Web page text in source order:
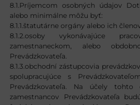
8.1.Príjemcom osobných údajov
alebo minimálne môžu byť:
8.1.1.štatutárne orgány alebo ich
8.1.2.osoby vykonávajúce
zamestnaneckom, alebo
Prevádzkovateľa.
8.1.3.obchodní zástupcovia
spolupracujúce s
Prevádzkovateľa. Na účely
zamestnancov Prevádzkovateľa